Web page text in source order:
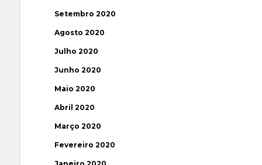
Setembro 2020
Agosto 2020
Julho 2020
Junho 2020
Maio 2020
Abril 2020
Março 2020
Fevereiro 2020